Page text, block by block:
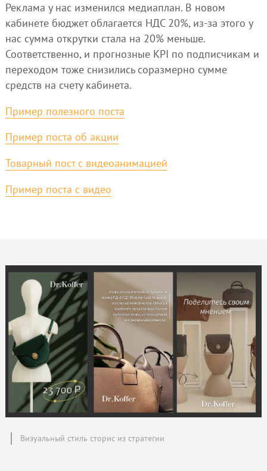
Реклама у нас изменился медиаплан. В новом
кабинете бюджет облагается НДС 20%, из-за этого у
нас сумма открутки стала на 20% меньше.
Соответственно, и прогнозные KPI по подписчикам и
переходом тоже снизились соразмерно сумме
средств на счету кабинета.
Пример полезного поста
Пример поста об акции
Товарный пост с видеоанимацией
Пример поста с видео
Визуальный стиль сторис из стратегии